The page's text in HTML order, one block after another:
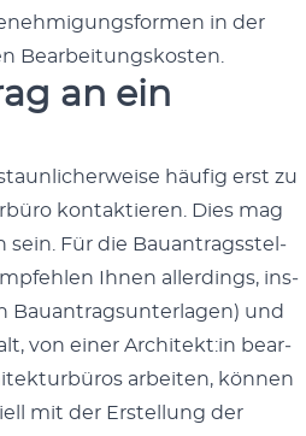
in der
Bear­beitungskosten.
an ein
häu­fig erst zu
kon­tak­tieren. Dies mag
sein. Für die Bauantragsstel­
Ihnen allerd­ings, ins­
Bauantrag­sun­ter­la­gen) und
von ein­er Architekt:in bear­
arbeit­en, kön­nen
mit der Erstel­lung der